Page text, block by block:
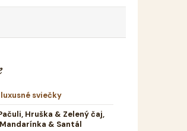
sviečky
Hruška & Zelený čaj,
& Santál